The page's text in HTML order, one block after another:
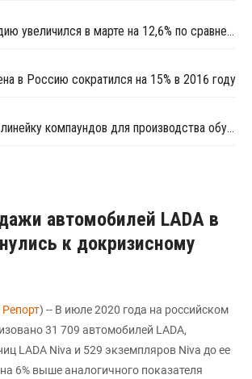
Импорт ЭВА в Индию увеличился в марте на 12,6% по сравнению с предыдущим месяцем
в Россию сократился на 15% в 2016 году
НЕКСТ расширил линейку компаундов для производства обуви
автомобилей LADA в
к докризисному
) -- В июле 2020 года на российском
31 709 автомобилей LADA,
LADA Niva и 529 экземпляров Niva до ее
6% выше аналогичного показателя